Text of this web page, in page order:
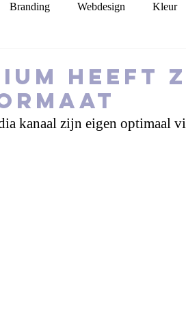
Branding Webdesign Kleur
heeft
kanaal zijn eigen optimaal